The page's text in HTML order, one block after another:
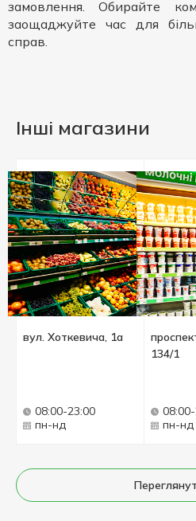
замовлення. Обирайте
заощаджуйте час для
справ.
Інші магазини
вул. Хоткевича, 1а
08:00-23:00
пн-нд
134/1
пн-нд